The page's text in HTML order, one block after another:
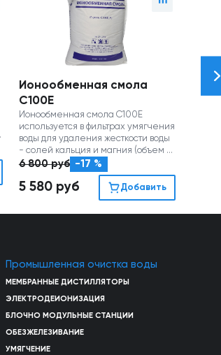
Ионообменная смола
C100E
Ионообменная смола C100E
используется в фильтрах умягчения
воды для удаления жесткости воды
- солей кальция и магния (объем 25
л)
6 800руб -17 %
5 580 руб Добавить
Промышленная очистка воды
МЕМБРАННЫЕ ДИСТИЛЛЯТОРЫ
ЭЛЕКТРОДЕИОНИЗАЦИЯ
БЛОЧНО МОДУЛЬНЫЕ СТАНЦИИ
ОБЕЗЖЕЛЕЗИВАНИЕ
УМЯГЧЕНИЕ